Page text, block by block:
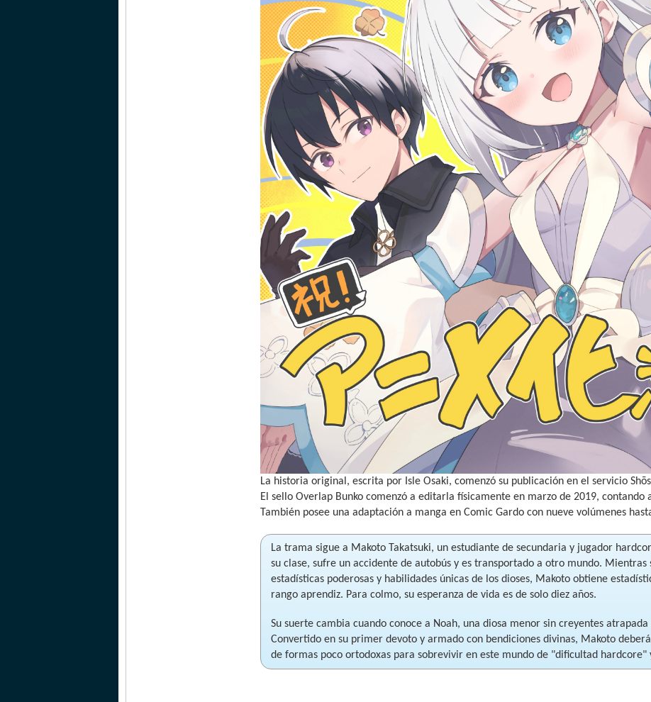
La historia original, escrita por Isle Osaki, comenzó su publicación en el servicio
El sello Overlap Bunko comenzó a editarla físicamente en marzo de 2019, contando
También posee una adaptación a manga en Comic Gardo con nueve volúmenes
La trama sigue a Makoto Takatsuki, un estudiante de secundaria y jugador
su clase, sufre un accidente de autobús y es transportado a otro mundo. Mientras
estadísticas poderosas y habilidades únicas de los dioses, Makoto obtiene
rango aprendiz. Para colmo, su esperanza de vida es de solo diez años.
Su suerte cambia cuando conoce a Noah, una diosa menor sin creyentes
Convertido en su primer devoto y armado con bendiciones divinas, Makoto
de formas poco ortodoxas para sobrevivir en este mundo de "dificultad hardcore"